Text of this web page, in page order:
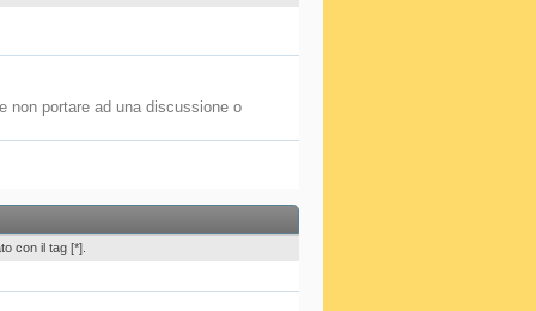
non portare ad una discussione o
con il tag [*].